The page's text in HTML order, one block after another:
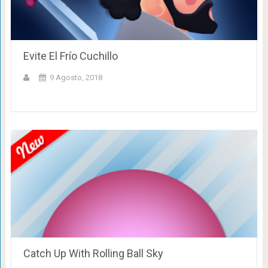
Evite El Frío Cuchillo
9 Agosto, 2018
Catch Up With Rolling Ball Sky